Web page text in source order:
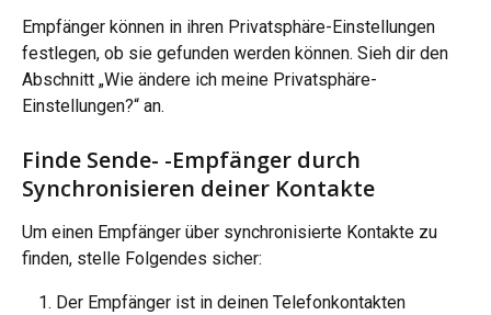
Empfänger können in ihren Privatsphäre-Einstellungen
festlegen, ob sie gefunden werden können. Sieh dir den
Abschnitt „Wie ändere ich meine Privatsphäre-
Einstellungen?“ an.
Finde Sende- -Empfänger durch
Synchronisieren deiner Kontakte
Um einen Empfänger über synchronisierte Kontakte zu
finden, stelle Folgendes sicher:
Der Empfänger ist in deinen Telefonkontakten